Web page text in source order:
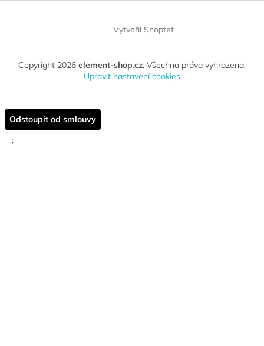
Vytvořil Shoptet
Copyright 2026 element-shop.cz. Všechna práva vyhrazena.
Upravit nastavení cookies
Odstoupit od smlouvy
;